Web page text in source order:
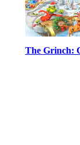
The Grinch: